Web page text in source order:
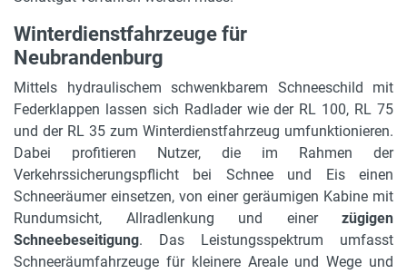
Winterdienstfahrzeuge für
Neubrandenburg
Mittels hydraulischem schwenkbarem Schneeschild mit
Federklappen lassen sich Radlader wie der RL 100, RL 75
und der RL 35 zum Winterdienstfahrzeug umfunktionieren.
Dabei profitieren Nutzer, die im Rahmen der
Verkehrssicherungspflicht bei Schnee und Eis einen
Schneeräumer einsetzen, von einer geräumigen Kabine mit
Rundumsicht, Allradlenkung und einer zügigen
Schneebeseitigung. Das Leistungsspektrum umfasst
Schneeräumfahrzeuge für kleinere Areale und Wege und